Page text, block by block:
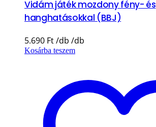
Vidám játék mozdony fény- és
hanghatásokkal (BBJ)
5.690 Ft
Kosárba teszem